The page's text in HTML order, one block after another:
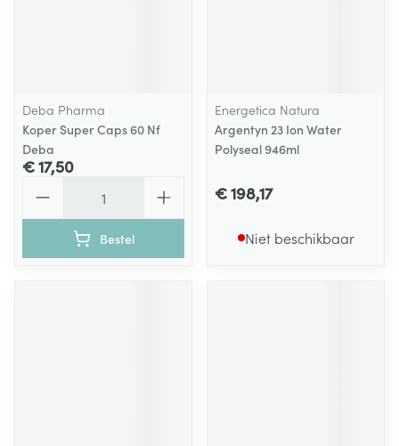
Deba Pharma
Koper Super Caps 60 Nf
Deba
€ 17,50
Bestel
Energetica Natura
Argentyn 23 Ion Water
Polyseal 946ml
€ 198,17
Niet beschikbaar